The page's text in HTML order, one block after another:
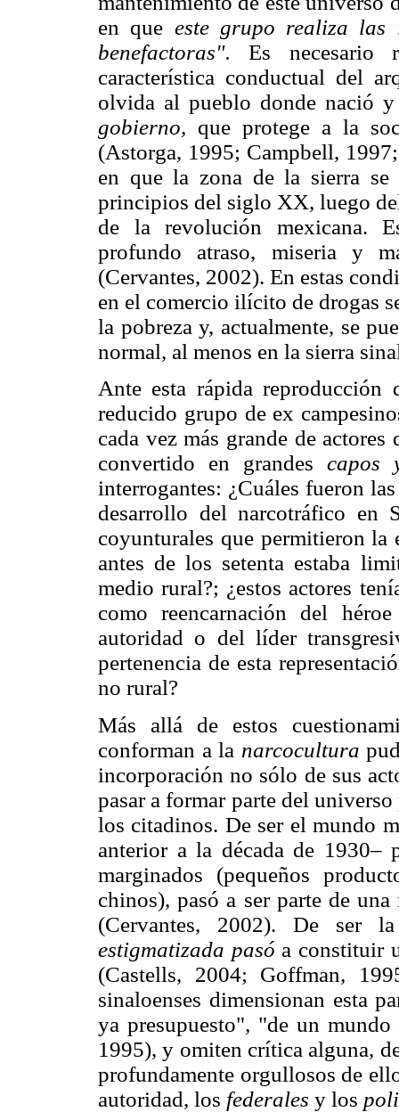
en que este grupo realiza las
benefactoras".Es necesario
característica conductual del
olvida al pueblo donde nació
gobierno, que protege a la
(Astorga, 1995; Campbell,
en que la zona de la sierra se
principios del siglo XX, luego
de la revolución mexicana.
profundo atraso, miseria y
(Cervantes, 2002). En estas
en el comercio ilícito de drogas
la pobreza y, actualmente, se
normal, al menos en la sierra
Ante esta rápida
reducido grupo de ex
cada vez más grande de
convertido en grandes
interrogantes: ¿Cuáles fueron
desarrollo del narcotráfico en
coyunturales que permitieron
antes de los setenta estaba
medio rural?; ¿estos actores
como reencarnación del
autoridad o del líder
pertenencia de esta
no rural?
Más allá de estos
conforman a la narcocultura
incorporación no sólo de sus
pasar a formar parte del
los citadinos. De ser el mundo
anterior a la década de 1930–
marginados (pequeños
chinos), pasó a ser parte de
(Cervantes, 2002). De ser
estigmatizada pasó a constituir
(Castells, 2004; Goffman,
sinaloenses dimensionan esta
ya presupuesto", "de un
1995), y omiten crítica alguna,
profundamente orgullosos de
autoridad, los federales y los